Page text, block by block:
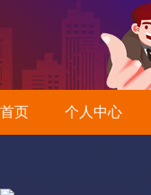
首页 个人中心